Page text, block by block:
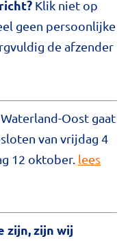
Klik niet op
geen persoonlijke
de afzender
Oost gaat
van vrijdag 4
12 oktober. lees
zijn, zijn wij